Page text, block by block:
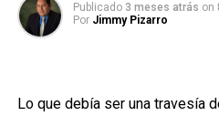
Publicado 3 meses atrás on
Por Jimmy Pizarro
Lo que debía ser una travesía